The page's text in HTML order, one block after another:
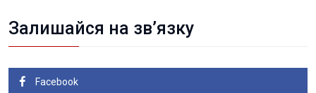
Залишайся на зв’язку
Facebook